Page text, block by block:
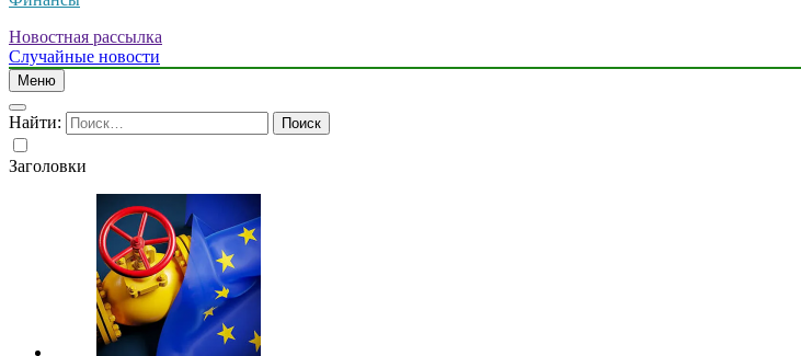
Новостная рассылка
Случайные новости
Меню
Найти:
Заголовки